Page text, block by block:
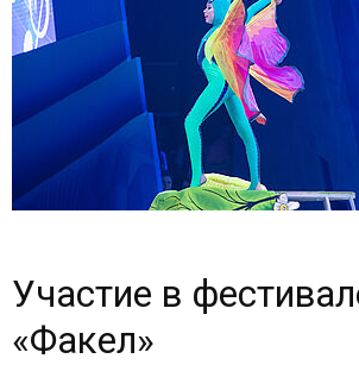
Участие в
«Факел»